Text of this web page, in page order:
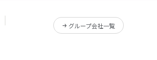
グループ会社一覧